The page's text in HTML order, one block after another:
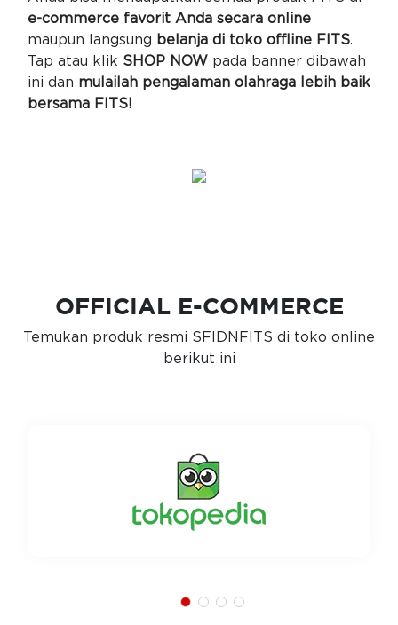
e-commerce favorit Anda secara online
maupun langsung belanja di toko offline FITS.
Tap atau klik SHOP NOW pada banner dibawah
ini dan mulailah pengalaman olahraga lebih baik
bersama FITS!
OFFICIAL E-COMMERCE
Temukan produk resmi SFIDNFITS di toko online
berikut ini